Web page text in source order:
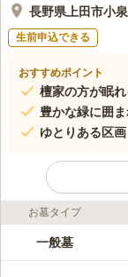
長野県上田市小
生前申込できる
おすすめポイント
檀家の方が眠れ
豊かな緑に囲
ゆとりある区画
ライフドット編集部
高仙寺の檀
お墓タイプ
一般墓